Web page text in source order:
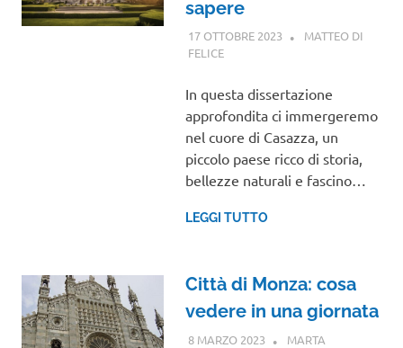
sapere
17 OTTOBRE 2023
MATTEO DI
FELICELOMBARDIA
In questa dissertazione
approfondita ci immergeremo
nel cuore di Casazza, un
piccolo paese ricco di storia,
bellezze naturali e fascino…
LEGGI TUTTO
Città di Monza: cosa
vedere in una giornata
8 MARZO 2023 MARTA